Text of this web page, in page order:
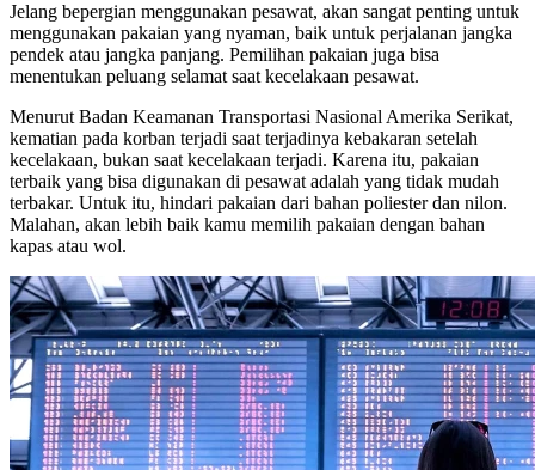
Jelang bepergian menggunakan pesawat, akan sangat penting untuk
menggunakan pakaian yang nyaman, baik untuk perjalanan jangka
pendek atau jangka panjang. Pemilihan pakaian juga bisa
menentukan peluang selamat saat kecelakaan pesawat.
Menurut Badan Keamanan Transportasi Nasional Amerika Serikat,
kematian pada korban terjadi saat terjadinya kebakaran setelah
kecelakaan, bukan saat kecelakaan terjadi. Karena itu, pakaian
terbaik yang bisa digunakan di pesawat adalah yang tidak mudah
terbakar. Untuk itu, hindari pakaian dari bahan poliester dan nilon.
Malahan, akan lebih baik kamu memilih pakaian dengan bahan
kapas atau wol.